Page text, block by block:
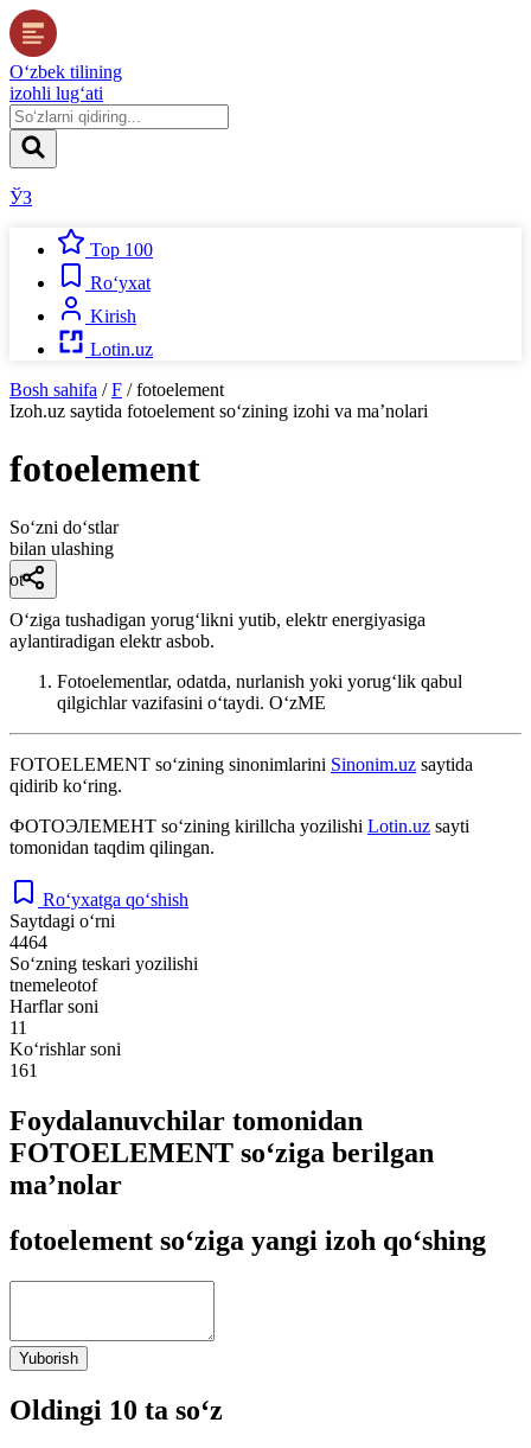
O‘zbek tilining
izohli lug‘ati
ЎЗ
Top 100
Ro‘yxat
Kirish
Lotin.uz
Bosh sahifa / F / fotoelement
Izoh.uz saytida fotoelement so‘zining izohi va ma’nolari
fotoelement
So‘zni do‘stlar
bilan ulashing
ot
Oʻziga tushadigan yorugʻlikni yutib, elektr energiyasiga
aylantiradigan elektr asbob.
Fotoelementlar, odatda, nurlanish yoki yorugʻlik qabul
qilgichlar vazifasini oʻtaydi. OʻzME
FOTOELEMENT so‘zining sinonimlarini Sinonim.uz saytida
qidirib ko‘ring.
ФОТОЭЛЕМЕНТ so‘zining kirillcha yozilishi Lotin.uz sayti
tomonidan taqdim qilingan.
Ro‘yxatga qo‘shish
Saytdagi o‘rni
4464
So‘zning teskari yozilishi
tnemeleotof
Harflar soni
11
Ko‘rishlar soni
161
Foydalanuvchilar tomonidan
FOTOELEMENT so‘ziga berilgan
ma’nolar
fotoelement so‘ziga yangi izoh qo‘shing
Yuborish
Oldingi 10 ta so‘z